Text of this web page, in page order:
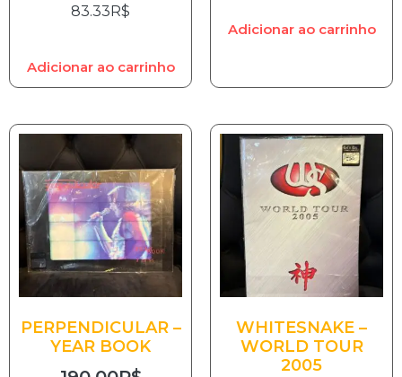
83.33R$
Adicionar ao carrinho
Adicionar ao carrinho
PERPENDICULAR –
YEAR BOOK
WHITESNAKE –
WORLD TOUR
2005